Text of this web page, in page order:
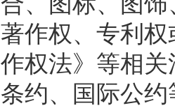
著作权、专利
作权法》等相
条约、国际公